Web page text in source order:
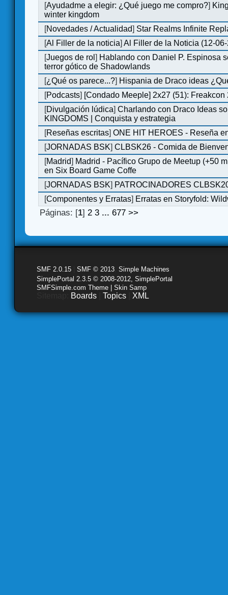
[Ayudadme a elegir: ¿Qué juego me compro?]
winter kingdom
[Novedades / Actualidad] Star Realms Infinite
[Al Filler de la noticia]Al Filler de la Noticia (12-
[Juegos de rol] Hablando con Daniel P. Espinosa
terror gótico de Shadowlands
[¿Qué os parece...?] Hispania de Draco ideas
[Podcasts] [Condado Meeple] 2x27 (51): Freakcon
[Divulgación lúdica]Charlando con Draco Ideas
KINGDOMS | Conquista y estrategia
[Reseñas escritas]ONE HIT HEROES - Reseña
[JORNADAS BSK]CLBSK26 - Comida de
[Madrid] Madrid - Pacífico Grupo de Meetup (+50
en Six Board Game Coffe
[JORNADAS BSK] PATROCINADORES
[Componentes y Erratas] Erratas en Storyfold:
Páginas: [1]2 3 ...677 >>
SMF 2.0.15 SMF © 2013 Simple Machines
SimplePortal 2.3.5 © 2008-2012, SimplePortal
SMFSimple.com Theme | Skin Samp
Boards Topics XML